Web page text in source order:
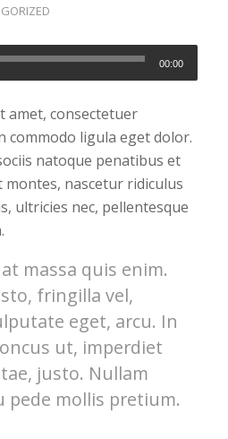
00:00
amet, consectetuer
commodo ligula eget dolor.
natoque penatibus et
nascetur ridiculus
ultricies nec, pellentesque
massa quis enim.
fringilla vel,
eget, arcu. In
ut, imperdiet
justo. Nullam
pede mollis pretium.